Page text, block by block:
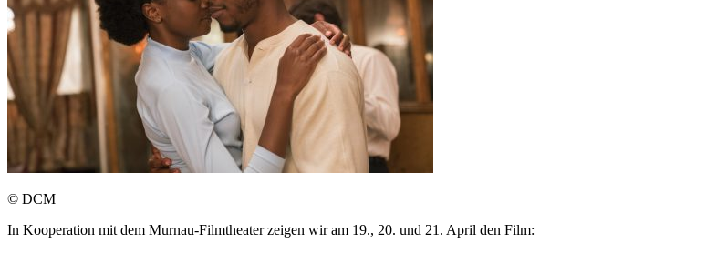
© DCM
In Kooperation mit dem Murnau-Filmtheater zeigen wir am 19., 20. und 21. April den Film: